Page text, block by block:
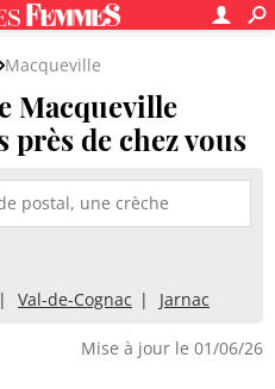
Macqueville
Macqueville
près de chez vous
Val-de-Cognac Jarnac
Mise à jour le 01/06/26